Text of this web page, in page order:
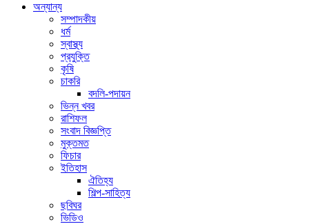
অন্যান্য
সম্পাদকীয়
ধর্ম
স্বাস্থ্য
প্রযুক্তি
কৃষি
চাকরি
বদলি-পদায়ন
ভিন্ন খবর
রাশিফল
সংবাদ বিজ্ঞপ্তি
মুক্তমত
ফিচার
ইতিহাস
ঐতিহ্য
শিল্প-সাহিত্য
ছবিঘর
ভিডিও